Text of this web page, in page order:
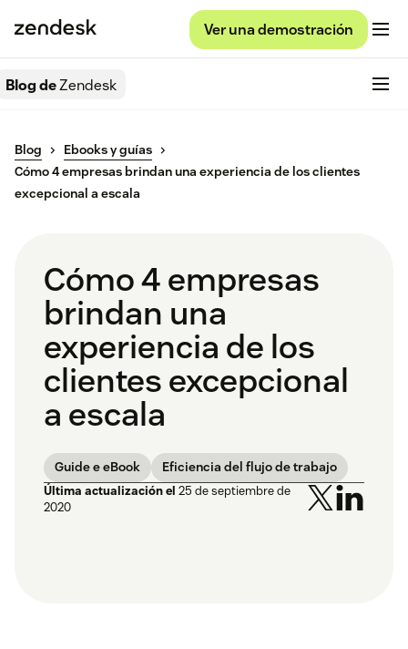
Ver una demostración
Blog deZendesk
Blog
Ebooks y guías
Cómo 4 empresas brindan una experiencia de los clientes
excepcional a escala
Cómo 4 empresas
brindan una
experiencia de los
clientes excepcional
a escala
Guide e eBook Eficiencia del flujo de trabajo
Última actualización el 25 de septiembre de
2020